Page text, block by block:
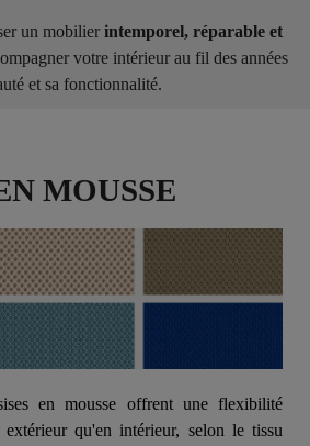
un mobilier intemporel, réparable et
votre intérieur au fil des années
et sa fonctionnalité.
MOUSSE
en mousse offrent une flexibilité
extérieur qu'en intérieur, selon le tissu